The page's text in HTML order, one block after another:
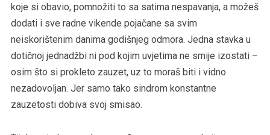
koje si obavio, pomnožiti to sa satima nespavanja, a možeš
dodati i sve radne vikende pojačane sa svim
neiskorištenim danima godišnjeg odmora. Jedna stavka u
dotičnoj jednadžbi ni pod kojim uvjetima ne smije izostati –
osim što si prokleto zauzet, uz to moraš biti i vidno
nezadovoljan. Jer samo tako sindrom konstantne
zauzetosti dobiva svoj smisao.